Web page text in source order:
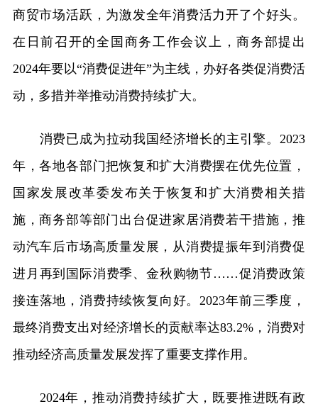
商贸市场活跃，为激发全年消费活力开了个好头。
在日前召开的全国商务工作会议上，商务部提出
2024年要以“消费促进年”为主线，办好各类促消费活
动，多措并举推动消费持续扩大。
消费已成为拉动我国经济增长的主引擎。2023
年，各地各部门把恢复和扩大消费摆在优先位置，
国家发展改革委发布关于恢复和扩大消费相关措
施，商务部等部门出台促进家居消费若干措施，推
动汽车后市场高质量发展，从消费提振年到消费促
进月再到国际消费季、金秋购物节……促消费政策
接连落地，消费持续恢复向好。2023年前三季度，
最终消费支出对经济增长的贡献率达83.2%，消费对
推动经济高质量发展发挥了重要支撑作用。
2024年，推动消费持续扩大，既要推进既有政